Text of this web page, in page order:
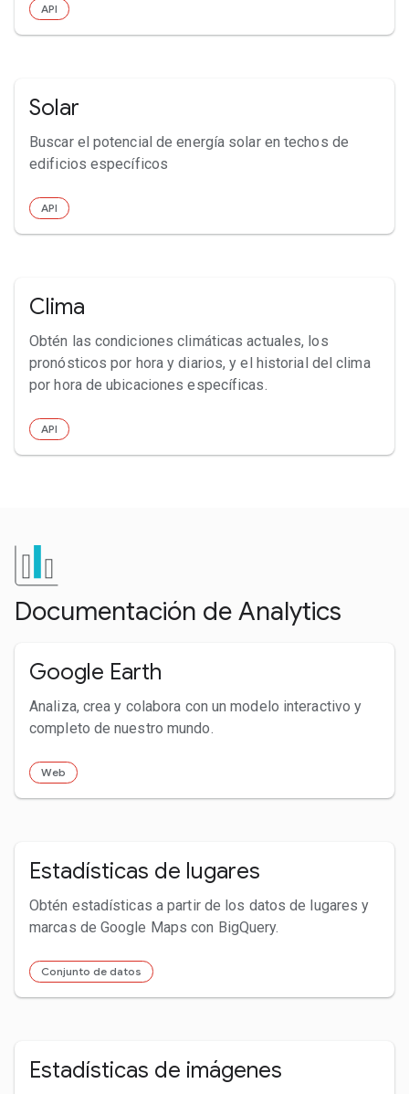
API
Solar
Buscar el potencial de energía solar en techos de
edificios específicos
API
Clima
Obtén las condiciones climáticas actuales, los
pronósticos por hora y diarios, y el historial del clima
por hora de ubicaciones específicas.
API
Documentación de Analytics
Google Earth
Analiza, crea y colabora con un modelo interactivo y
completo de nuestro mundo.
Web
Estadísticas de lugares
Obtén estadísticas a partir de los datos de lugares y
marcas de Google Maps con BigQuery.
Conjunto de datos
Estadísticas de imágenes